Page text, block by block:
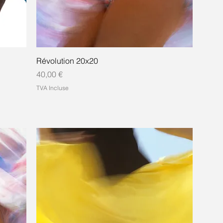
Révolution 20x20
Prix
40,00 €
TVA Incluse